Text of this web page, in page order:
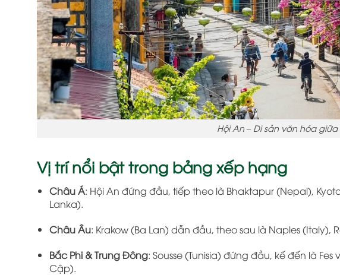
Hội An – Di sản văn hóa
Vị trí nổi bật trong bảng xếp hạng
Châu Á: Hội An đứng đầu, tiếp theo là Bhaktapur (Nepal),
Lanka).
Châu Âu: Krakow (Ba Lan) dẫn đầu, theo sau là Naples
Bắc Phi & Trung Đông: Sousse (Tunisia) đứng đầu, kế đến là
Cập).